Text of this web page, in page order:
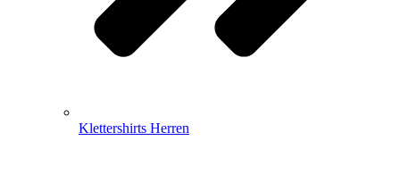
Klettershirts Herren